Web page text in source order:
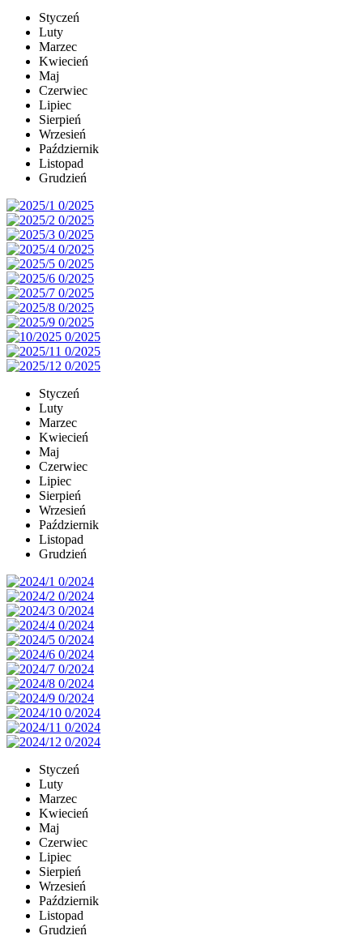
Styczeń
Luty
Marzec
Kwiecień
Maj
Czerwiec
Lipiec
Sierpień
Wrzesień
Październik
Listopad
Grudzień
Styczeń
Luty
Marzec
Kwiecień
Maj
Czerwiec
Lipiec
Sierpień
Wrzesień
Październik
Listopad
Grudzień
Styczeń
Luty
Marzec
Kwiecień
Maj
Czerwiec
Lipiec
Sierpień
Wrzesień
Październik
Listopad
Grudzień